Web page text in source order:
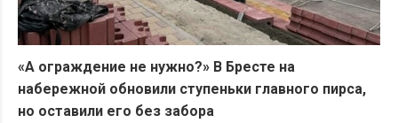
«А ограждение не нужно?» В Бресте на
набережной обновили ступеньки главного пирса,
но оставили его без забора